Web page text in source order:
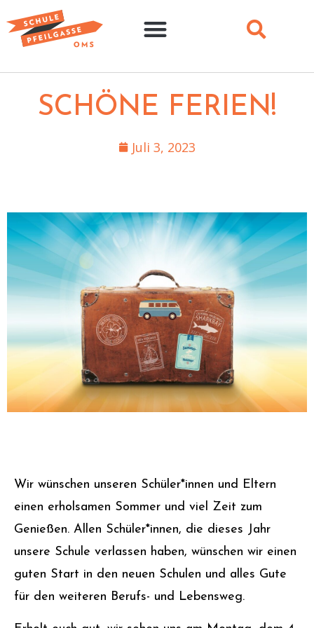
SCHÖNE FERIEN!
Juli 3, 2023
Wir wünschen unseren Schüler*innen und Eltern
einen erholsamen Sommer und viel Zeit zum
Genießen. Allen Schüler*innen, die dieses Jahr
unsere Schule verlassen haben, wünschen wir einen
guten Start in den neuen Schulen und alles Gute
für den weiteren Berufs- und Lebensweg.